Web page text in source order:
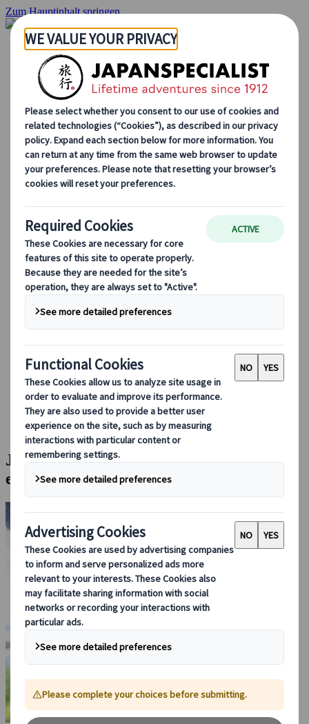
Zum Hauptinhalt springen
Startseite
Rundreisen
Individuelle Reisen
Gruppenreisen
Selbstfahrerreisen
Ausflüge
Maßgeschneiderte Gruppenreisen
Japan Rail Pass
Wie wir arbeiten
Über uns
Treffen Sie unser Team
Werden Sie Teil unseres Teams
Saisonale Reisetipps
Highlights des Reiseziels
Kulturelle Einblicke
Kulinarische Erlebnisse
Entdecke Japan mit dem Zug
Häufig gestellte Fragen
Wichtige Informationen
Etikette in Japan
Autofahren in Japan
Bei uns buchen
Japan Rail Pass
Unterkunft
Online-Beratung
Japanspecialist
Japan Reiseblog
Highlights des Reiseziels
JESTA Japan: Einreisebestimmungen & elektronische
Reisegenehmigung erklärt
JESTA Japan: Einreisebestimmungen &
elektronische Reisegenehmigung erklärt